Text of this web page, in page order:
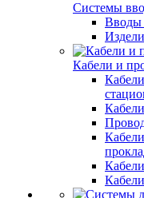
Системы
Вводы
Кабели и